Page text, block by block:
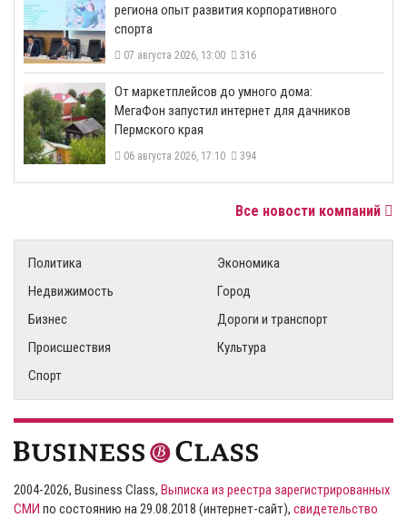
региона опыт развития корпоративного
спорта
07 августа 2026, 13:00 316
От маркетплейсов до умного дома:
МегаФон запустил интернет для дачников
Пермского края
06 августа 2026, 17:10 394
Все новости компаний
Политика
Экономика
Недвижимость
Город
Бизнес
Дороги и транспорт
Происшествия
Культура
Спорт
2004-2026, Business Class, Выписка из реестра зарегистрированных
СМИ по состоянию на 29.08.2018 (интернет-сайт), свидетельство